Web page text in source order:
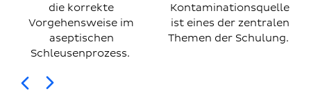
die korrekte
Vorgehensweise im
aseptischen
Schleusenprozess.
Kontaminationsquelle
ist eines der zentralen
Themen der Schulung.
zurück